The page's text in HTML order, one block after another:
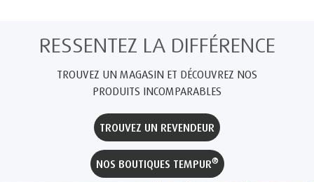
RESSENTEZ LA DIFFÉRENCE
TROUVEZ UN MAGASIN ET DÉCOUVREZ NOS
PRODUITS INCOMPARABLES
TROUVEZ UN REVENDEUR
NOS BOUTIQUES TEMPUR®